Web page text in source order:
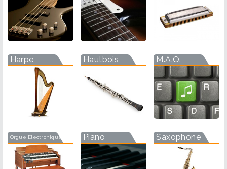
Harpe Hautbois M.A.O.
Orgue Electronique Piano Saxophone